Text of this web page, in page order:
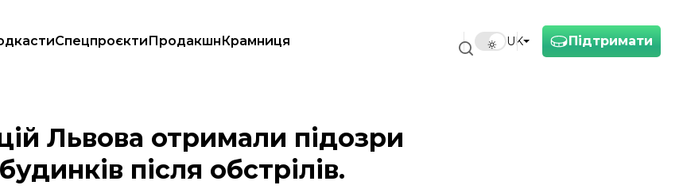
Підтримати
UK
СпецпроєктиПродакшнКрамниця
будинків після обстрілів. Що відомо?
Львова отримали підозри
після обстрілів.